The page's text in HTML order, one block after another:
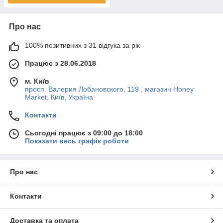
Про нас
100% позитивних з 31 відгука за рік
Працює з 28.06.2018
м. Київ
просп. Валерия Лобановского, 119 , магазин Honey
Market, Київ, Україна
Контакти
Сьогодні працює з 09:00 до 18:00
Показати весь графік роботи
Про нас
Контакти
Доставка та оплата